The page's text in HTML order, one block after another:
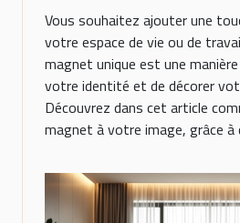
Vous souhaitez ajouter une
votre espace de vie ou de
magnet unique est une
votre identité et de décorer
Découvrez dans cet article
magnet à votre image, grâce à